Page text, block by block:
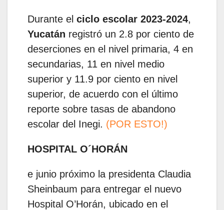
Durante el ciclo escolar 2023-2024,
Yucatán registró un 2.8 por ciento de
deserciones en el nivel primaria, 4 en
secundarias, 11 en nivel medio
superior y 11.9 por ciento en nivel
superior, de acuerdo con el último
reporte sobre tasas de abandono
escolar del Inegi. (POR ESTO!)
HOSPITAL O´HORÁN
e junio próximo la presidenta Claudia
Sheinbaum para entregar el nuevo
Hospital O’Horán, ubicado en el